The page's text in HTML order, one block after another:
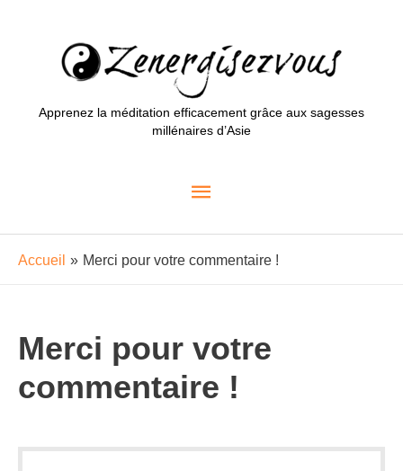
Apprenez la méditation efficacement grâce aux sagesses
millénaires d’Asie
Menu
principal
Accueil Merci pour votre commentaire !
Merci pour votre
commentaire !